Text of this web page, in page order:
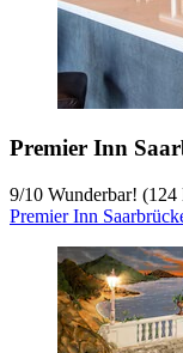
Premier Inn
9/10 Wunderbar! (124
Premier Inn